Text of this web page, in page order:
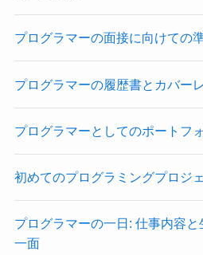
プログラマーの面接に向けての
プログラマーの履歴書とカバー
プログラマーとしてのポートフ
初めてのプログラミングプロジ
プログラマーの一日: 仕事内容
一面